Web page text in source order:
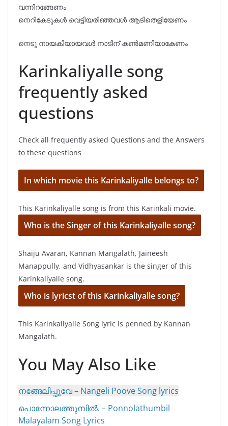
വന്നിറങ്ങേണം
നെറികേടുകൾ വെട്ടിയരിഞ്ഞവൾ ആടിതെളിയേണം
നെടു നായകിയായവൾ നാടിന് കൺമണിയാകേണം
Karinkaliyalle song
frequently asked
questions
Check all frequently asked Questions and the Answers
to these questions
In which movie this Karinkaliyalle belongs to?
This Karinkaliyalle song is from this Karinkali movie.
Who is the Singer of this Karinkaliyalle song?
Shaiju Avaran, Kannan Mangalath, Jaineesh
Manappully, and Vidhyasankar is the singer of this
Karinkaliyalle song.
Who is lyricst of this Karinkaliyalle song?
This Karinkaliyalle Song lyric is penned by Kannan
Mangalath.
You May Also Like
നങ്ങേലിപ്പൂവേ – Nangeli Poove Song lyrics
പൊന്നോലത്തുമ്പിൽ. – Ponnolathumbil
Malayalam Song Lyrics